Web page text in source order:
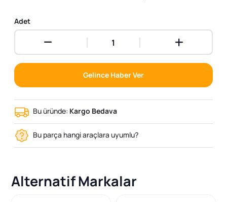
Adet
Gelince Haber Ver
Bu üründe: Kargo Bedava
Bu parça hangi araçlara uyumlu?
Alternatif Markalar